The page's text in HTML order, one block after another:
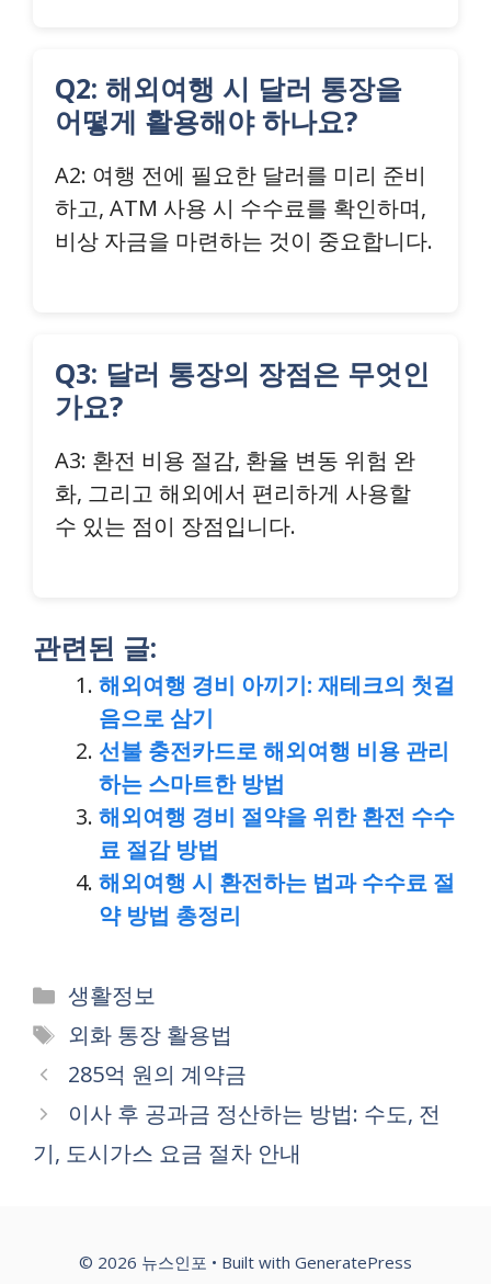
Q2: 해외여행 시 달러 통장을
어떻게 활용해야 하나요?
A2: 여행 전에 필요한 달러를 미리 준비
하고, ATM 사용 시 수수료를 확인하며,
비상 자금을 마련하는 것이 중요합니다.
Q3: 달러 통장의 장점은 무엇인
가요?
A3: 환전 비용 절감, 환율 변동 위험 완
화, 그리고 해외에서 편리하게 사용할
수 있는 점이 장점입니다.
관련된 글:
해외여행 경비 아끼기: 재테크의 첫걸
음으로 삼기
선불 충전카드로 해외여행 비용 관리
하는 스마트한 방법
해외여행 경비 절약을 위한 환전 수수
료 절감 방법
해외여행 시 환전하는 법과 수수료 절
약 방법 총정리
Categories
생활정보
Tags
외화 통장 활용법
285억 원의 계약금
이사 후 공과금 정산하는 방법: 수도, 전
기, 도시가스 요금 절차 안내
© 2026 뉴스인포 • Built with GeneratePress